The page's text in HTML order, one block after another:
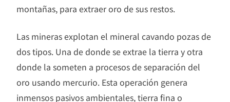
montañas, para extraer oro de sus restos.
Las mineras explotan el mineral cavando pozas de
dos tipos. Una de donde se extrae la tierra y otra
donde la someten a procesos de separación del
oro usando mercurio. Esta operación genera
inmensos pasivos ambientales, tierra fina o